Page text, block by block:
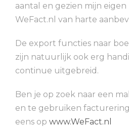
aantal en gezien mijn
WeFact.nl van harte
De export functies naar
zijn natuurlijk ook erg
continue uitgebreid.
Ben je op zoek naar een
en te gebruiken
eens op www.WeFact.nl